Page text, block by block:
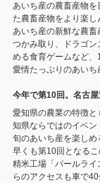
あいち産の農畜産物
た農畜産物をより楽し
あいち産の新鮮な農
つかみ取り、ドラゴ
める食育ゲームなど、
愛情たっぷりのあいち
今年で第10回。名古
愛知県の農業の特徴
知県ならではのイベン
旬のあいち産を楽しめ
早くも第10回となる
精米工場「パールラ
らのアクセスも車で